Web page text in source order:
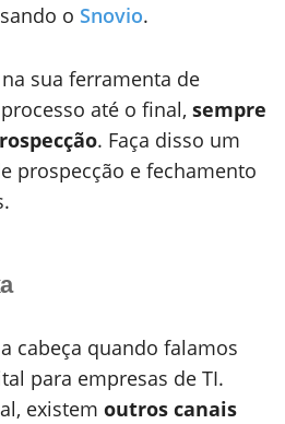
o Snovio.
sua ferramenta de
até o final, sempre
. Faça disso um
prospecção e fechamento
cabeça quando falamos
para empresas de TI.
existem outros canais